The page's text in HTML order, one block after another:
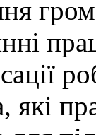
які